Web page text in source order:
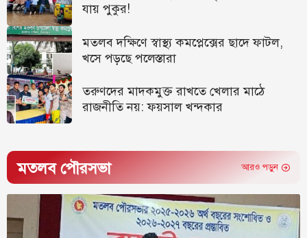
যায় পুকুর!
মতলব দক্ষিণে স্বাস্থ্য কমপ্লেক্সের ছাদে ফাটল,
খসে পড়ছে পলেস্তারা
তরুণদের মাদকমুক্ত রাখতে খেলার মাঠে
রাজনীতি নয়: ফয়সাল খন্দকার
মতলব পৌরসভা আরও পড়ুন